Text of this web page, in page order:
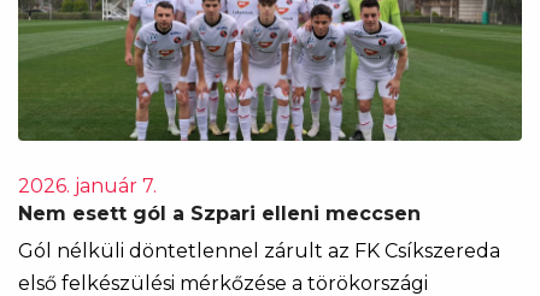
2026. január 7.
Nem esett gól a Szpari elleni meccsen
Gól nélküli döntetlennel zárult az FK Csíkszereda
első felkészülési mérkőzése a törökországi